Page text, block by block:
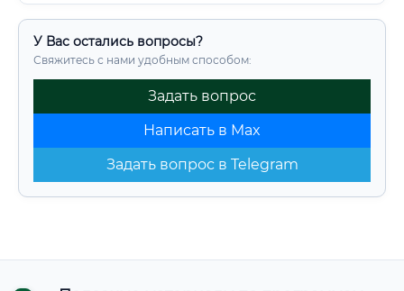
У Вас остались вопросы?
Свяжитесь с нами удобным способом:
Задать вопрос
Написать в Max
Задать вопрос в Telegram